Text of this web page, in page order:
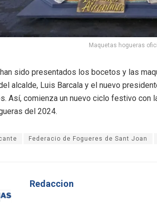
Maquetas hogueras
han sido presentados los bocetos y las
alcalde, Luis Barcala y el nuevo
Así, comienza un nuevo ciclo festivo con
del 2024.
Federacio de Fogueres de Sant Joan
Redaccion